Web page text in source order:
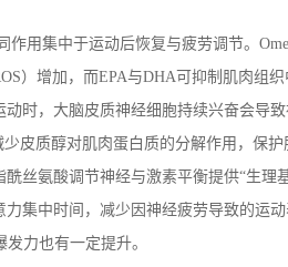
作用集中于运动后恢复与疲劳调节。
）增加，而EPA与DHA可抑制肌肉组
时，大脑皮质神经细胞持续兴奋会导
皮质醇对肌肉蛋白质的分解作用，保护
酰丝氨酸调节神经与激素平衡提供“生
集中时间，减少因神经疲劳导致的运
力也有一定提升。